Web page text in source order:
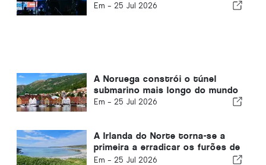
Em - 25 Jul 2026
A Noruega constrói o túnel
submarino mais longo do mundo
Em - 25 Jul 2026
A Irlanda do Norte torna-se a
primeira a erradicar os furões de
uma ilha habitada
Em - 25 Jul 2026